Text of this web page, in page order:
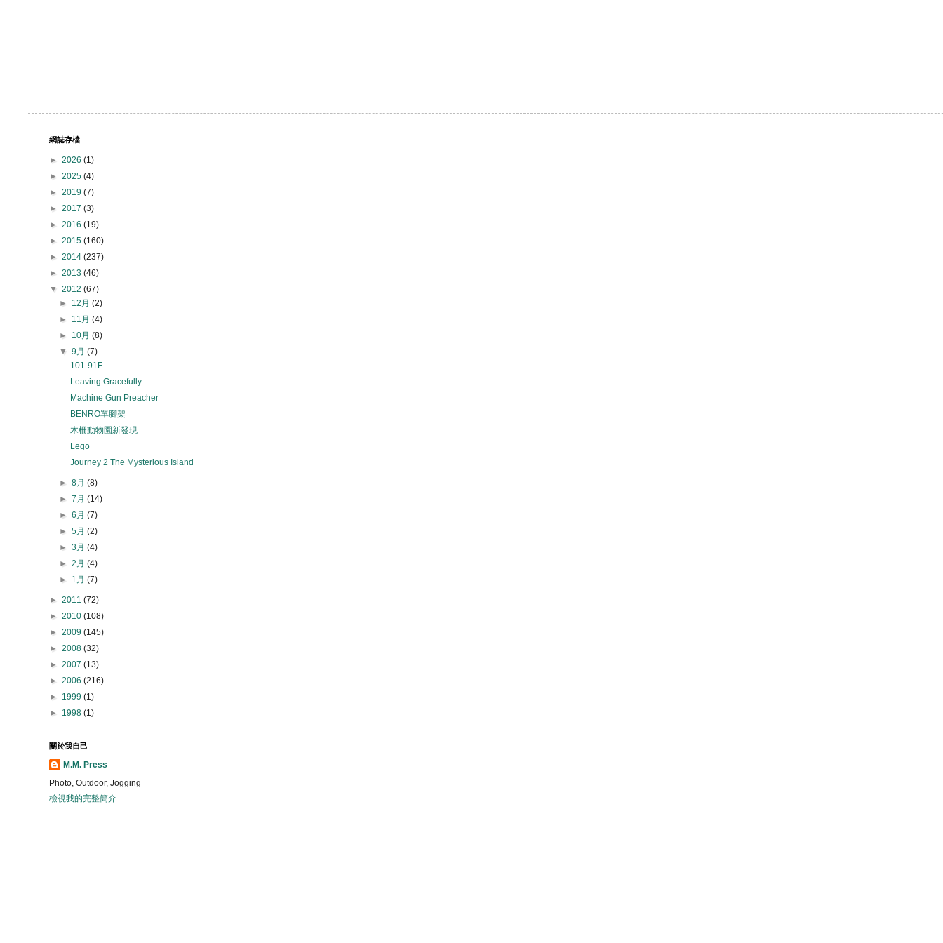
網誌存檔
► 2026 (1)
► 2025 (4)
► 2019 (7)
► 2017 (3)
► 2016 (19)
► 2015 (160)
► 2014 (237)
► 2013 (46)
▼ 2012 (67)
► 12月(2)
► 11月(4)
► 10月(8)
▼9月(7)
101-91F
Leaving Gracefully
Machine Gun Preacher
BENRO單腳架
木柵動物園新發現
Lego
Journey 2 The Mysterious Island
►8月(8)
►7月(14)
►6月(7)
►5月(2)
►3月(4)
►2月(4)
► 1月(7)
► 2011 (72)
► 2010 (108)
► 2009 (145)
► 2008 (32)
► 2007 (13)
► 2006 (216)
► 1999 (1)
► 1998 (1)
關於我自己
M.M. Press
Photo, Outdoor, Jogging
檢視我的完整簡介